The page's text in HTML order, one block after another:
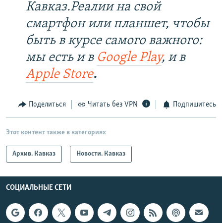
Кавказ.Реалии на свой
смартфон или планшет, чтобы
быть в курсе самого важного:
мы есть и в Google Play, и в
Apple Store.
Поделиться Читать без VPN Подпишитесь
Этот контент также в категориях
Архив. Кавказ Новости. Кавказ
СОЦИАЛЬНЫЕ СЕТИ